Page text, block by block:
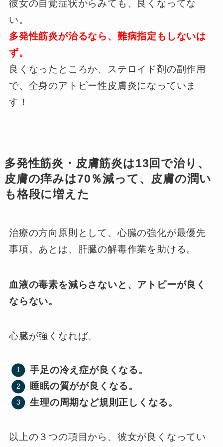
彼女の自覚症状からみても、良くなってな
い。
多発性筋炎が治るなら、難病指定もしないは
ず。
良くなったところか、ステロイド剤の副作用
で、全身のアトピー性皮膚炎になっていま
す！
多発性筋炎・皮膚筋炎は13回で治り、
皮膚の痒みは70％減って、皮膚の潤い
も格段に増えた
治療の方向原則として、心臓の強化が最優先
事項。あとは、肝臓の解毒作業を助ける。
血液の毒素を減らさないと、アトピーが良く
ならない。
心臓が強くなれば、
手足の冷え症が良くなる。
睡眠の質がが良くなる。
生理の周期など規則正しくなる。
以上の３つの項目から、彼女が良くなってい